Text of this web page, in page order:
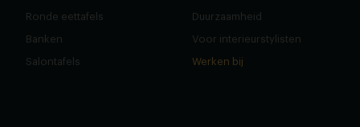
Ronde eettafels
Banken
Salontafels
Duurzaamheid
Voor interieurstylisten
Werken bij